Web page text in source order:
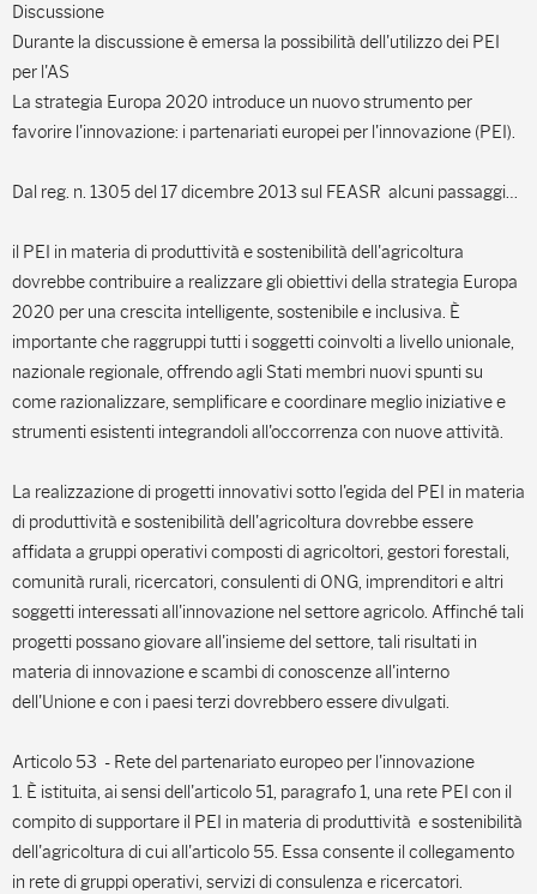
Discussione
Durante la discussione è emersa la possibilità dell'utilizzo dei PEI
per l'AS
La strategia Europa 2020 introduce un nuovo strumento per
favorire l'innovazione: i partenariati europei per l'innovazione (PEI).
Dal reg. n. 1305 del 17 dicembre 2013 sul FEASR alcuni passaggi…
il PEI in materia di produttività e sostenibilità dell'agricoltura
dovrebbe contribuire a realizzare gli obiettivi della strategia Europa
2020 per una crescita intelligente, sostenibile e inclusiva. È
importante che raggruppi tutti i soggetti coinvolti a livello unionale,
nazionale regionale, offrendo agli Stati membri nuovi spunti su
come razionalizzare, semplificare e coordinare meglio iniziative e
strumenti esistenti integrandoli all'occorrenza con nuove attività.
La realizzazione di progetti innovativi sotto l'egida del PEI in materia
di produttività e sostenibilità dell'agricoltura dovrebbe essere
affidata a gruppi operativi composti di agricoltori, gestori forestali,
comunità rurali, ricercatori, consulenti di ONG, imprenditori e altri
soggetti interessati all'innovazione nel settore agricolo. Affinché tali
progetti possano giovare all'insieme del settore, tali risultati in
materia di innovazione e scambi di conoscenze all'interno
dell'Unione e con i paesi terzi dovrebbero essere divulgati.
Articolo 53 - Rete del partenariato europeo per l'innovazione
1. È istituita, ai sensi dell'articolo 51, paragrafo 1, una rete PEI con il
compito di supportare il PEI in materia di produttività e sostenibilità
dell'agricoltura di cui all'articolo 55. Essa consente il collegamento
in rete di gruppi operativi, servizi di consulenza e ricercatori.